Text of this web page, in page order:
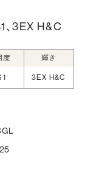
、3EX H&C
度 輝き
3EX H&C